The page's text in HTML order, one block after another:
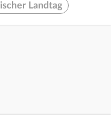
Landtag